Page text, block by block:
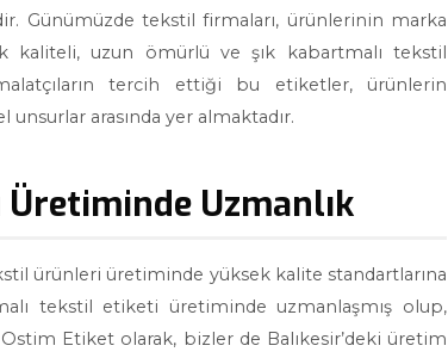
Günümüzde tekstil firmaları, ürünlerinin marka
kaliteli, uzun ömürlü ve şık kabartmalı tekstil
tercih ettiği bu etiketler, ürünlerin
arasında yer almaktadır.
Uzmanlık
ürünleri üretiminde yüksek kalite standartlarına
tekstil etiketi üretiminde uzmanlaşmış olup,
Etiket olarak, bizler de Balıkesir’deki üretim